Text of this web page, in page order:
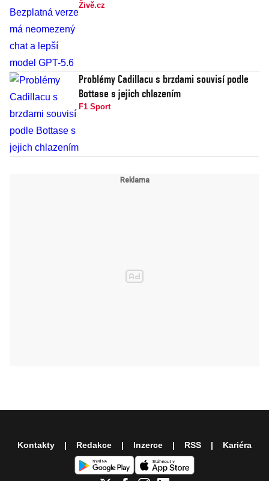
Živě.cz
Problémy Cadillacu s brzdami souvisí podle
Bottase s jejich chlazením
F1 Sport
Kontakty Redakce Inzerce RSS Kariéra